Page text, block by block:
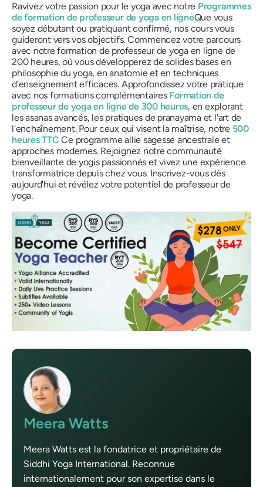
Ravivez votre passion pour le yoga avec notre Programmes
de formation de professeur de yoga en ligneQue vous
soyez débutant ou pratiquant confirmé, nos cours vous
guideront vers vos objectifs. Commencez votre parcours
avec notre formation de professeur de yoga en ligne de
200 heures, où vous développerez de solides bases en
philosophie du yoga, en anatomie et en techniques
d'enseignement efficaces. Approfondissez votre pratique
avec nos formations complémentaires Formation de
professeur de yoga en ligne de 300 heures, en explorant
les asanas avancés, les pratiques de pranayama et l'art de
l'enchaînement. Pour ceux qui visent la maîtrise, notre 500
heures TTC Ce programme allie sagesse ancestrale et
approches modernes. Rejoignez notre communauté
bienveillante de yogis passionnés et vivez une expérience
transformatrice depuis chez vous. Inscrivez-vous dès
aujourd'hui et révélez votre potentiel de professeur de
yoga.
Meera Watts
Meera Watts est la fondatrice et propriétaire de
Siddhi Yoga International. Reconnue
internationalement pour son expertise dans le